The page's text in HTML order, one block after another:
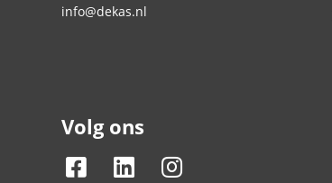
info@dekas.nl
Volg ons